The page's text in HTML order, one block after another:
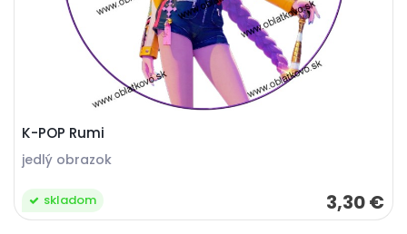
K-POP Rumi
jedlý obrazok
3,30 €
skladom